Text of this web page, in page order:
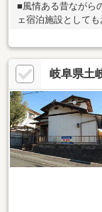
■風情ある昔ながら
ェ宿泊施設として
岐阜県土